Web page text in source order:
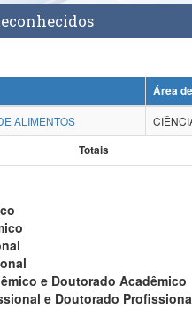
Área
ALIMENTOS
Totais
e Doutorado Acadêmico
e Doutorado